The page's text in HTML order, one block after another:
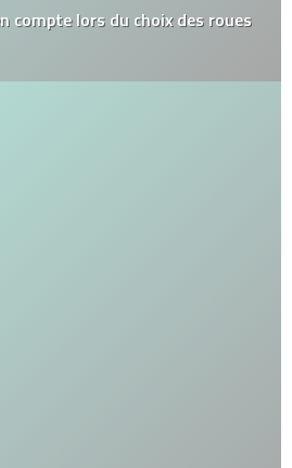
compte lors du choix des roues